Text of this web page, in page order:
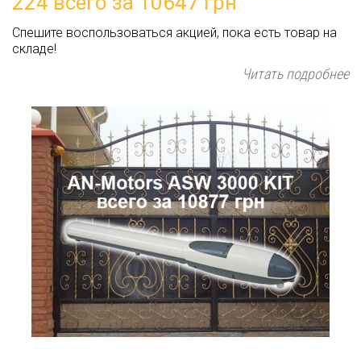
Спешите воспользоваться акцией, пока есть товар на
складе!
Читать подробнее